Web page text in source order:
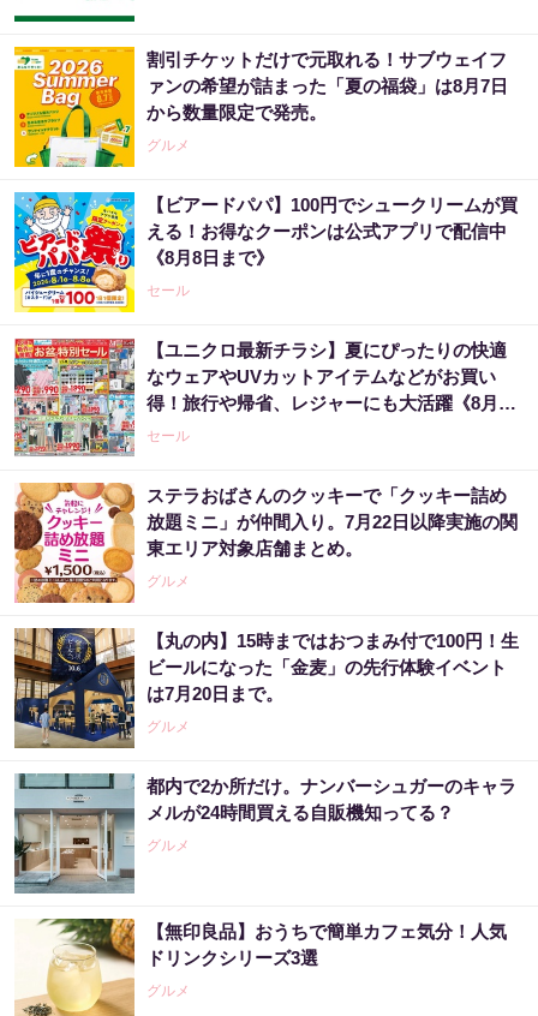
割引チケットだけで元取れる！サブウェイフ
ァンの希望が詰まった「夏の福袋」は8月7日
から数量限定で発売。
グルメ
【ビアードパパ】100円でシュークリームが買
える！お得なクーポンは公式アプリで配信中
《8月8日まで》
セール
【ユニクロ最新チラシ】夏にぴったりの快適
なウェアやUVカットアイテムなどがお買い
得！旅行や帰省、レジャーにも大活躍《8月13
日まで》
セール
ステラおばさんのクッキーで「クッキー詰め
放題ミニ」が仲間入り。7月22日以降実施の関
東エリア対象店舗まとめ。
グルメ
【丸の内】15時まではおつまみ付で100円！生
ビールになった「金麦」の先行体験イベント
は7月20日まで。
グルメ
都内で2か所だけ。ナンバーシュガーのキャラ
メルが24時間買える自販機知ってる？
グルメ
【無印良品】おうちで簡単カフェ気分！人気
ドリンクシリーズ3選
グルメ